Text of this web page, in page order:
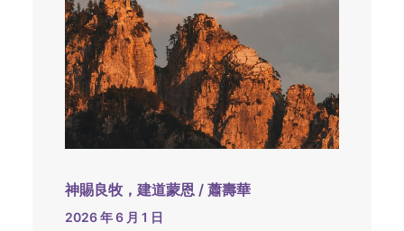
神賜良牧，建道蒙恩 / 蕭壽華
2026 年 6 月 1 日